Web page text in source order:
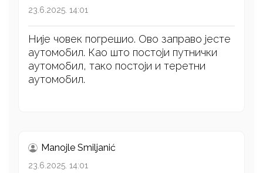
23.6.2025. 14:01
Није човек погрешио. Ово заправо јесте
аутомобил. Као што постоји путнички
аутомобил, тако постоји и теретни
аутомобил.
Manojle Smiljanić
23.6.2025. 14:01